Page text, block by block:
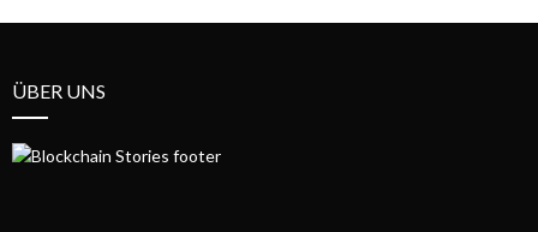
ÜBER UNS